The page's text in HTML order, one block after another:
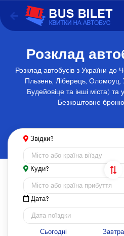
Розклад
Розклад автобусів з України до
Пльзень, Ліберець,
Будейовіце та інші міста)
Безкоштовне
Звідки?
Куди?
Дата?
Сьогодні Завтра